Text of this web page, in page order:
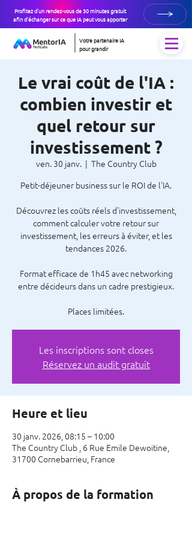
Profitez d'un rendez-vous de 30 minutes gratuit
afin d'échanger sur ce que IA peut vous apporter
Votre partenaire IA
pour grandir
Le vrai coût de l'IA :
combien investir et
quel retour sur
investissement ?
ven. 30 janv.
  |
The Country Club
Petit-déjeuner business sur le ROI de l'IA.
Découvrez les coûts réels d'investissement,
comment calculer votre retour sur
investissement, les erreurs à éviter, et les
tendances 2026.
Format efficace de 1h45 avec networking
entre décideurs dans un cadre prestigieux.
Places limitées.
Les inscriptions sont closes
Réservez un audit gratuit
Heure et lieu
30 janv. 2026, 08:15 – 10:00
The Country Club , 6 Rue Emile Dewoitine,
31700 Cornebarrieu, France
À propos de la formation